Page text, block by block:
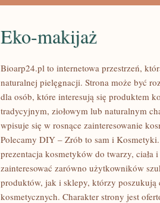
Eko-makijaż
Bioarp24.pl to internetowa przestrzeń,
naturalnej pielęgnacji. Strona może być
dla osób, które interesują się produktem
tradycyjnym, ziołowym lub naturalnym
wpisuje się w rosnące zainteresowanie
Polecamy DIY – Zrób to sam i
prezentacja kosmetyków do twarzy, ciała
zainteresować zarówno użytkowników
produktów, jak i sklepy, którzy poszukują
kosmetycznych. Charakter strony jest